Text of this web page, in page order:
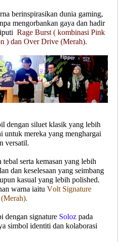
berinspirasikan dunia gaming,
mengorbankan gaya dan hadir
Rage Burst ( kombinasi Pink
) dan Over Drive (Merah).
dengan siluet klasik yang lebih
untuk mereka yang menghargai
versatil.
serta kemasan yang lebih
dan keselesaan yang seimbang
kasual yang lebih polished.
warna iaitu Volt Signature
dengan signature Soloz pada
simbol identiti dan kolaborasi